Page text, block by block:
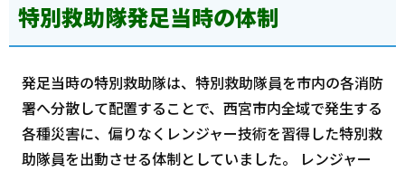
特別救助隊発足当時の体制
発足当時の特別救助隊は、特別救助隊員を市内の各消防
署へ分散して配置することで、西宮市内全域で発生する
各種災害に、偏りなくレンジャー技術を習得した特別救
助隊員を出動させる体制としていました。 レンジャー